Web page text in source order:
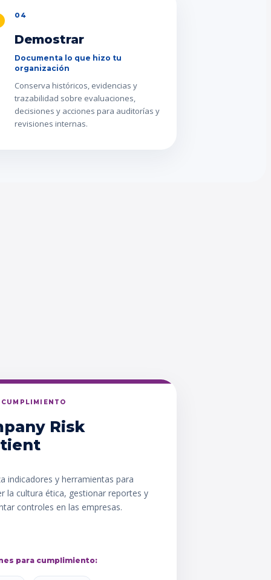
04
Demostrar
Documenta lo que hizo tu
organización
Conserva históricos, evidencias y
trazabilidad sobre evaluaciones,
decisiones y acciones para auditorías y
revisiones internas.
Risk
indicadores y herramientas para
la cultura ética, gestionar reportes y
controles en las empresas.
para cumplimiento: